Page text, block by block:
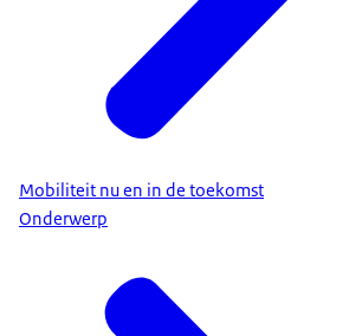
Mobiliteit nu en in de toekomst
Onderwerp